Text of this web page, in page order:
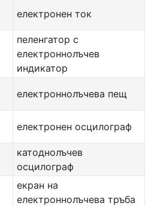
електронен ток
пеленгатор с
електроннолъчев
индикатор
електроннолъчева пещ
електронен осцилограф
катоднолъчев
осцилограф
екран на
електроннолъчева тръба